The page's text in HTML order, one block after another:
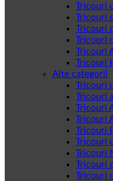
Tricouri
Tricouri
Tricouri
Tricouri
Tricouri
Tricouri
Alte categorii
Tricouri
Tricouri
Tricouri
Tricouri
Tricouri
Tricouri
Tricouri
Tricouri
Tricouri